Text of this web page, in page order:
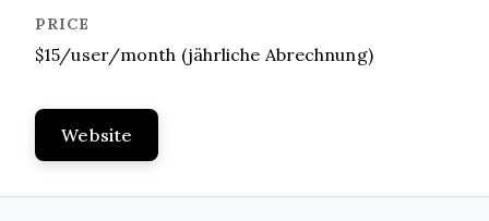
$15/user/month (jährliche Abrechnung)
Website